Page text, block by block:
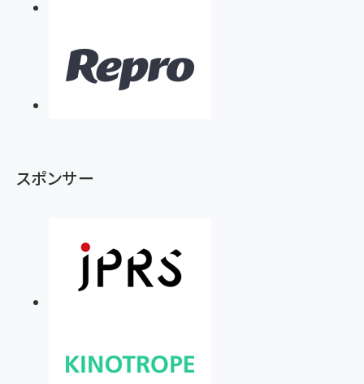
スポンサー